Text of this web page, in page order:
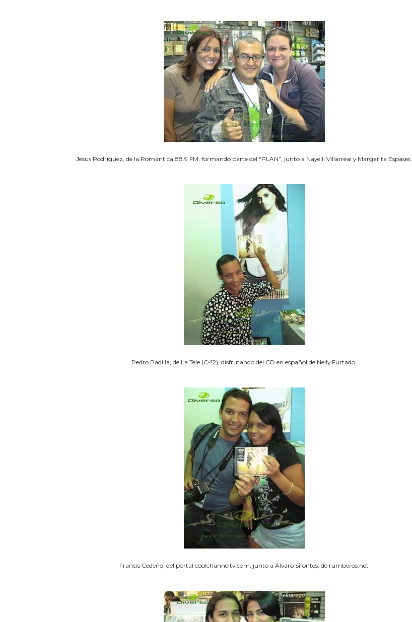
Jesús Rodríguez, de la Romántica 88.9 FM, formando parte del “PLAN”, junto a Nayelli Villarreal y Margarita Espases.
Pedro Padilla, de La Tele (C-12), disfrutando del CD en español de Nelly Furtado.
Francis Cedeño, del portal coolchanneltv.com, junto a Álvaro Sifontes, de rumberos.net